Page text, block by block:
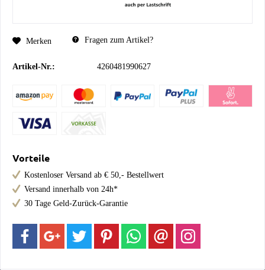
Merken Fragen zum Artikel?
Artikel-Nr.: 4260481990627
Vorteile
Kostenloser Versand ab € 50,- Bestellwert
Versand innerhalb von 24h*
30 Tage Geld-Zurück-Garantie